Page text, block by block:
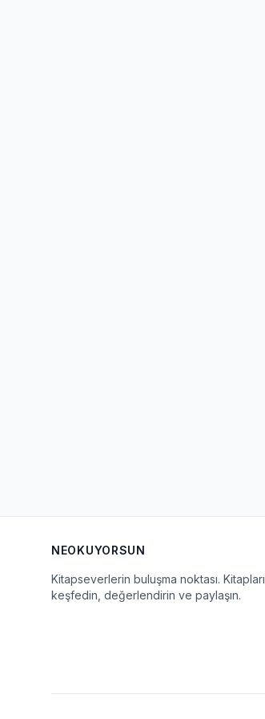
NEOKUYORSUN
Kitapseverlerin buluşma noktası. Kitapları
keşfedin, değerlendirin ve paylaşın.